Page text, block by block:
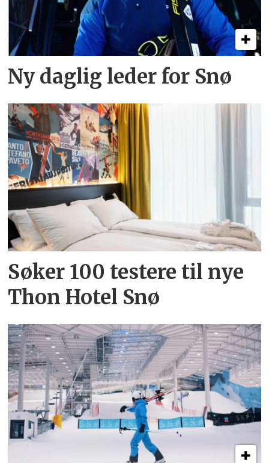
Ny daglig leder for Snø
Søker 100 testere til nye
Thon Hotel Snø